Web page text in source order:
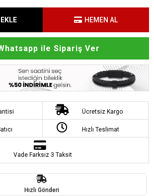
HEMEN AL
ile Sipariş Ver
Ücretsiz Kargo
Hızlı Teslimat
Vade Farksız 3 Taksit
Hızlı Gönderi